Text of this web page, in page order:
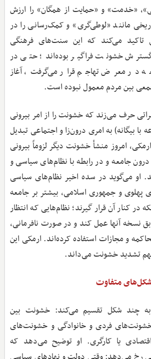
«خدمت» و «حمایت از همگان» را ارزش
مانند «لوطی‌گری» و کمک‌رسانی را در
می‌کند که این سنت‌های فرهنگی
خشونت فراگیر بوده‌اند؛ حتی در
در معرض تهاجم قرار می‌گرفت، آغاز
بین مردم معمول نبوده است.
حرف می‌زند که خشونت را از امر بیرونی
با بیگانه) به امری درون‌زا و اجتماعی تبدیل
امروز منشأ خشونت دیگر لزوماً بیرونی
جامعه و در رابطه با نظام‌های سیاسی و
او می‌گوید در سده اخیر نظام‌های سیاسی
پهلوی و جمهوری اسلامی، بیشتر بر جامعه
در کنار آن قرار گیرند؛ نظام‌هایی که انتظار
نسخه آنها عمل کند و در صورت نافرمانی،
و مجازات استفاده کرده‌اند. ارمکی این
تشدید خشونت می‌داند.
متفاوت
چند شکل تقسیم می‌کند: خشونت بین
فردی و خانوادگی و خشونت‌های
یا کارگری. او توضیح می‌دهد که